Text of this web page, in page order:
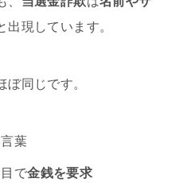
出現しています。
ぼ同じです。
葉
で金銭を要求